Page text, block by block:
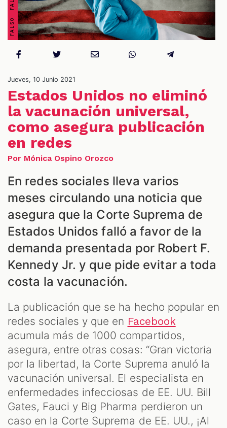
Jueves, 10 Junio 2021
Estados Unidos no eliminó
la vacunación universal,
como asegura publicación
en redes
Por Mónica Ospino Orozco
En redes sociales lleva varios
meses circulando una noticia que
asegura que la Corte Suprema de
Estados Unidos falló a favor de la
demanda presentada por Robert F.
Kennedy Jr. y que pide evitar a toda
costa la vacunación.
La publicación que se ha hecho popular en
redes sociales y que en Facebook
acumula más de 1000 compartidos,
asegura, entre otras cosas: “Gran victoria
por la libertad, la Corte Suprema anuló la
vacunación universal. El especialista en
enfermedades infecciosas de EE. UU. Bill
Gates, Fauci y Big Pharma perdieron un
caso en la Corte Suprema de EE. UU., ¡Al